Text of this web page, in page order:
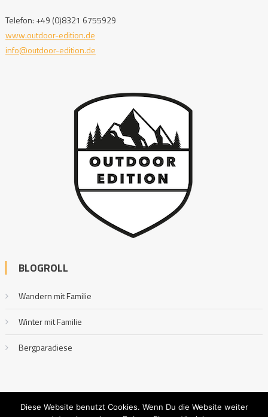
Telefon: +49 (0)8321 6755929
www.outdoor-edition.de
info@outdoor-edition.de
BLOGROLL
Wandern mit Familie
Winter mit Familie
Bergparadiese
Diese Website benutzt Cookies. Wenn Du die Website weiter